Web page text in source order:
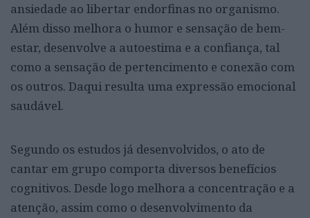
ansiedade ao libertar endorfinas no organismo.
Além disso melhora o humor e sensação de bem-
estar, desenvolve a autoestima e a confiança, tal
como a sensação de pertencimento e conexão com
os outros. Daqui resulta uma expressão emocional
saudável.
Segundo os estudos já desenvolvidos, o ato de
cantar em grupo comporta diversos benefícios
cognitivos. Desde logo melhora a concentração e a
atenção, assim como o desenvolvimento da